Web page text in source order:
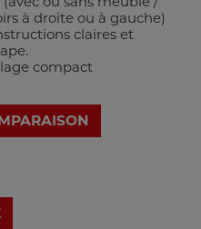
à droite ou à gauche)
claires et
compact